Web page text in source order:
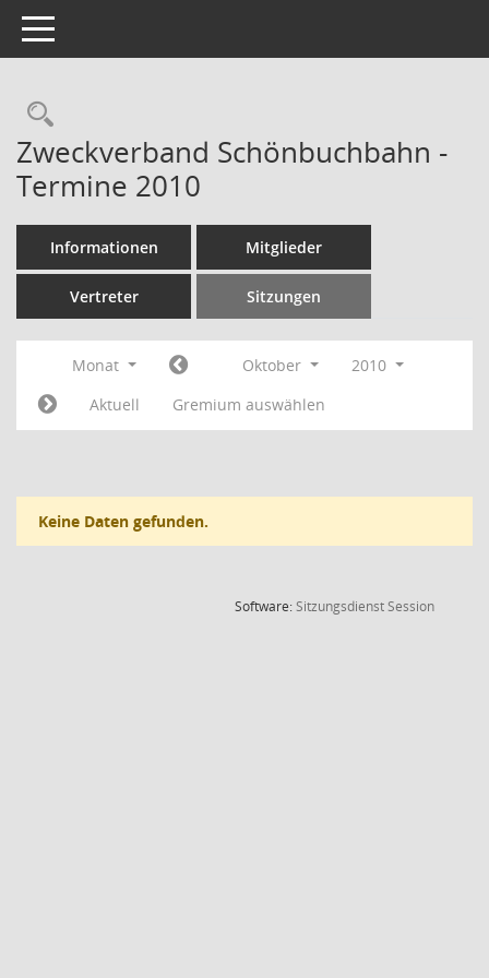
Toggle navigation
Rechercheauswahl
Zweckverband Schönbuchbahn -
Termine 2010
Informationen Mitglieder
Vertreter Sitzungen
Monat Oktober
2010
Aktuell
Gremium auswählen
Keine Daten gefunden.
Software:SitzungsdienstSession(Wird in